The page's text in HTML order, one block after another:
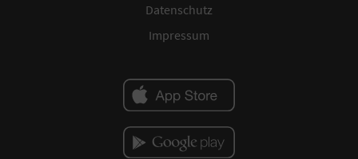
Datenschutz
Impressum